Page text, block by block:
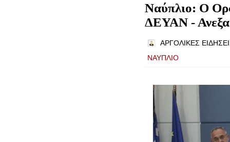
Ναύπλιο: Ο
ΔΕΥΑΝ -
ΑΡΓΟΛΙΚΕΣ
ΝΑΥΠΛΙΟ